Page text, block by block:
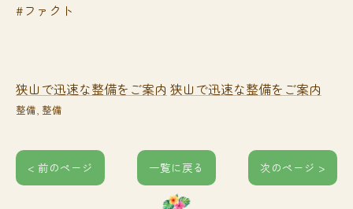
#ファクト
狭山で迅速な整備をご案内 狭山で迅速な整備をご案内
整備 整備
< 前のページ 一覧に戻る 次のページ >